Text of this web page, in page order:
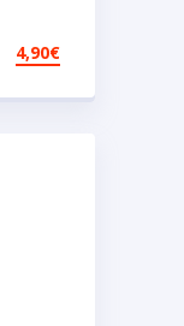
4,90€